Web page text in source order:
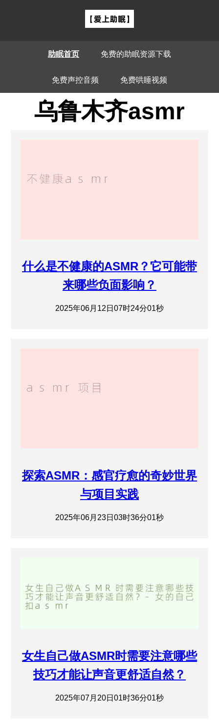
助眠首页 免费的助眠资源下载
免费声控音频 免费哄睡视频
乌鲁木齐asmr
什么是不健康的ASMR？它可能带
来哪些负面影响？
2025年06月12日07时24分01秒
探索ASMR：感官疗愈的奇妙世界
与项目实践
2025年06月23日03时36分01秒
女生自己做ASMR时需要注意哪些
技巧才能让声音更舒适自然？
2025年07月20日01时36分01秒